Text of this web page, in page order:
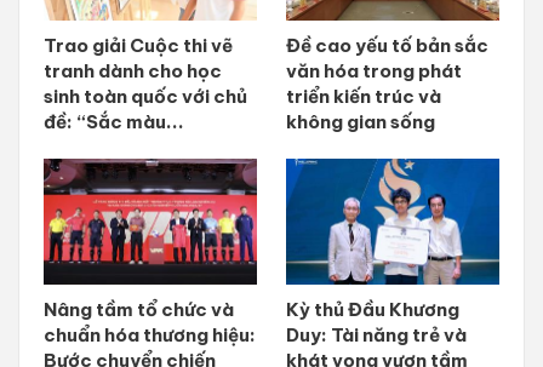
Trao giải Cuộc thi vẽ
tranh dành cho học
sinh toàn quốc với chủ
đề: “Sắc màu...
Đề cao yếu tố bản sắc
văn hóa trong phát
triển kiến trúc và
không gian sống
Nâng tầm tổ chức và
chuẩn hóa thương hiệu:
Bước chuyển chiến
Kỳ thủ Đầu Khương
Duy: Tài năng trẻ và
khát vọng vươn tầm